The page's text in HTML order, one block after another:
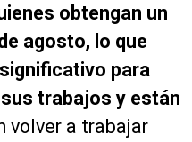
obtengan un
agosto, lo que
para
trabajos y están
volver a trabajar